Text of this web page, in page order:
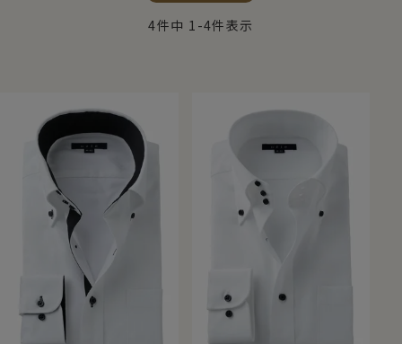
4件中 1 -4件表示